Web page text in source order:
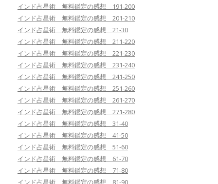
インド占星術 無料鑑定の感想 191-200
インド占星術 無料鑑定の感想 201-210
インド占星術 無料鑑定の感想 21-30
インド占星術 無料鑑定の感想 211-220
インド占星術 無料鑑定の感想 221-230
インド占星術 無料鑑定の感想 231-240
インド占星術 無料鑑定の感想 241-250
インド占星術 無料鑑定の感想 251-260
インド占星術 無料鑑定の感想 261-270
インド占星術 無料鑑定の感想 271-280
インド占星術 無料鑑定の感想 31-40
インド占星術 無料鑑定の感想 41-50
インド占星術 無料鑑定の感想 51-60
インド占星術 無料鑑定の感想 61-70
インド占星術 無料鑑定の感想 71-80
インド占星術 無料鑑定の感想 81-90